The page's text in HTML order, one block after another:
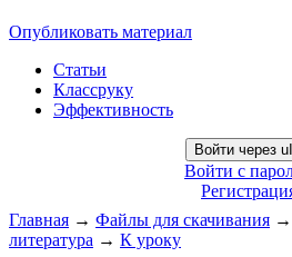
Опубликовать материал
Статьи
Классруку
Эффективность
Войти через
Войти с
Главная → Файлы для скачивания →
литература → К уроку